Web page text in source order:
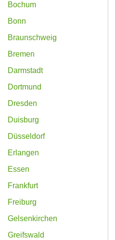
Bochum
Bonn
Braunschweig
Bremen
Darmstadt
Dortmund
Dresden
Duisburg
Düsseldorf
Erlangen
Essen
Frankfurt
Freiburg
Gelsenkirchen
Greifswald